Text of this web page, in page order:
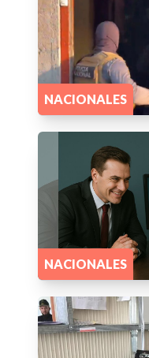
NACIONALES
NACIONALES